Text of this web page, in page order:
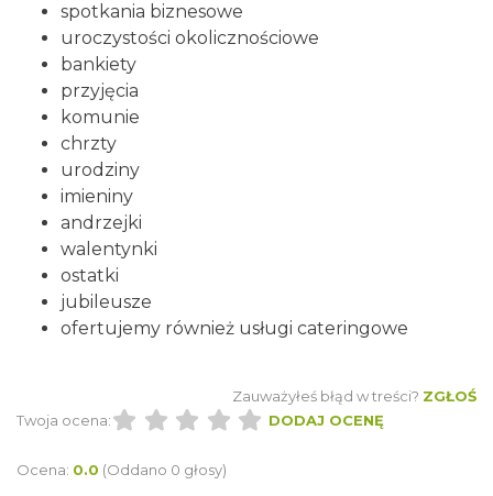
spotkania biznesowe
uroczystości okolicznościowe
bankiety
przyjęcia
komunie
chrzty
urodziny
imieniny
andrzejki
walentynki
ostatki
jubileusze
ofertujemy również usługi cateringowe
Zauważyłeś błąd w treści? ZGŁOŚ
Twoja ocena:
DODAJ OCENĘ
Ocena: 0.0 (Oddano 0 głosy)